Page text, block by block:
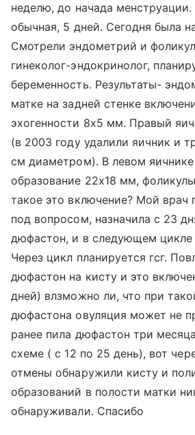
неделю, до начада
обычная, 5 дней. Сегодня была
Смотрели эндометрий и
гинеколог-эндокринолог,
беременность. Результаты-
матке на задней стенке
эхогенности 8х5 мм. Правый
(в 2003 году удалили яичник и
см диаметром). В левом
образование 22х18 мм,
такое это включение? Мой врач
под вопросом, назначила с 23
дюфастон, и в следующем цикле
Через цикл планируется гсг.
дюфастон на кисту и это
дней) влзможно ли, что при
дюфастона овуляция может не
ранее пила дюфастон три
схеме ( с 12 по 25 день), вот
отмены обнаружили кисту и
образований в полости матки
обнаруживали. Спасибо